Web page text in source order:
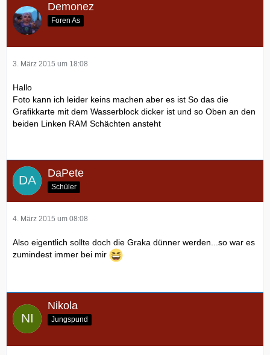
Demonez
Foren As
3. März 2015 um 18:08
Hallo
Foto kann ich leider keins machen aber es ist So das die
Grafikkarte mit dem Wasserblock dicker ist und so Oben an den
beiden Linken RAM Schächten ansteht
DaPete
Schüler
4. März 2015 um 08:08
Also eigentlich sollte doch die Graka dünner werden...so war es
zumindest immer bei mir
Nikola
Jungspund